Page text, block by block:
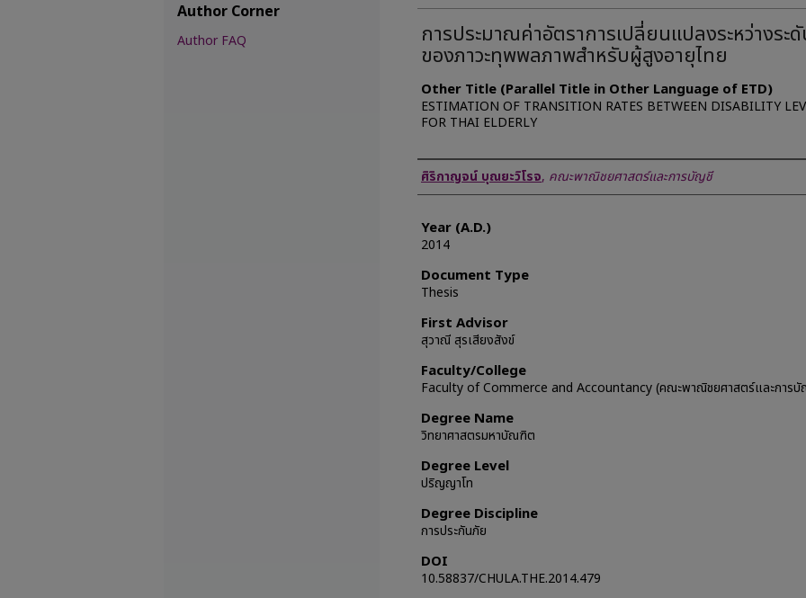
การประมาณค่าอัตราการเปลี่ยนแปลงระหว่างระ
ของภาวะทุพพลภาพสำหรับผู้สูงอายุไทย
Other Title (Parallel Title in Other Language of ETD)
ESTIMATION OF TRANSITION RATES BETWEEN DISABILITY
FOR THAI ELDERLY
Author
ศิริกาญจน์ บุณยะวิโรจ, คณะพาณิชยศาสตร์และการบัญชี
Year (A.D.)
2014
Document Type
Thesis
First Advisor
สุวาณี สุรเสียงสังข์
Faculty/College
Faculty of Commerce and Accountancy (คณะพาณิชยศาสตร์และการ
Degree Name
วิทยาศาสตรมหาบัณฑิต
Degree Level
ปริญญาโท
Degree Discipline
การประกันภัย
DOI
10.58837/CHULA.THE.2014.479
Author Corner
Author FAQ